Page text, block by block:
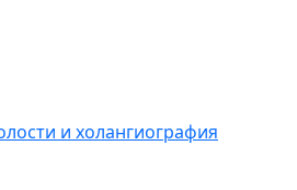
и холангиография